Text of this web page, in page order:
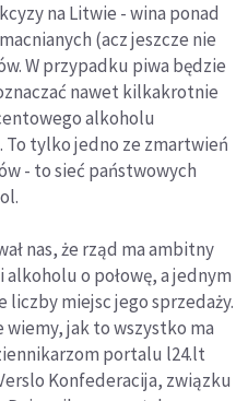
na Litwie - wina ponad
(acz jeszcze nie
W przypadku piwa będzie
nawet kilkakrotnie
alkoholu
To tylko jedno ze zmartwień
- to sieć państwowych
nas, że rząd ma ambitny
o połowę, a jednym
liczby miejsc jego sprzedaży.
jak to wszystko ma
portalu l24.lt
Konfederacija, związku